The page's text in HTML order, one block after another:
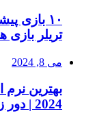
تریلر بازی
می 8, 2024
بهترین نرم
2024 | دور زدن تحریم ها